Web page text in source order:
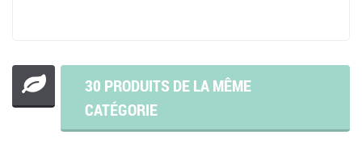
30 PRODUITS DE LA MÊME
CATÉGORIE